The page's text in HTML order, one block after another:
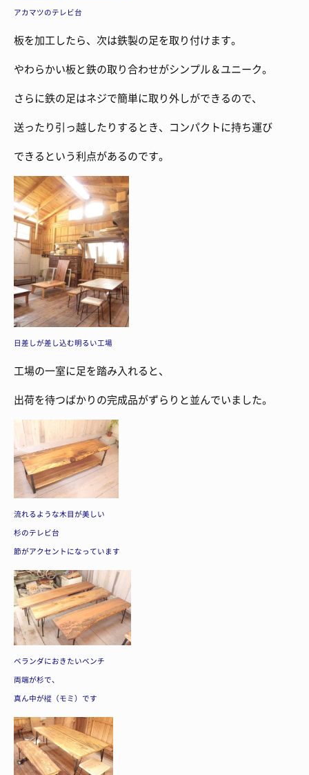
アカマツのテレビ台
板を加工したら、次は鉄製の足を取り付けます。
やわらかい板と鉄の取り合わせがシンプル＆ユニーク。
さらに鉄の足はネジで簡単に取り外しができるので、
送ったり引っ越したりするとき、コンパクトに持ち運び
できるという利点があるのです。
日差しが差し込む明るい工場
工場の一室に足を踏み入れると、
出荷を待つばかりの完成品がずらりと並んでいました。
流れるような木目が美しい
杉のテレビ台
節がアクセントになっています
ベランダにおきたいベンチ
両端が杉で、
真ん中が樅（モミ）です